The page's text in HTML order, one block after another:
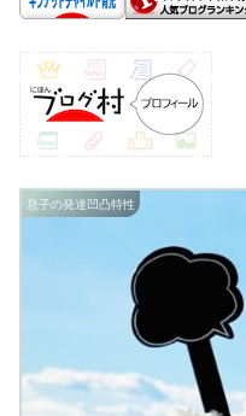
息子の発達凹凸特性